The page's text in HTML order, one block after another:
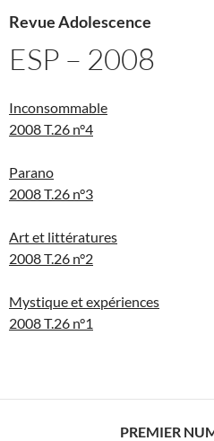
Revue Adolescence
AU
CONTENU
ESP – 2008
Inconsommable
2008 T.26 n°4
Parano
2008 T.26 n°3
Art et littératures
2008 T.26 n°2
Mystique et expériences
2008 T.26 n°1
PREMIER